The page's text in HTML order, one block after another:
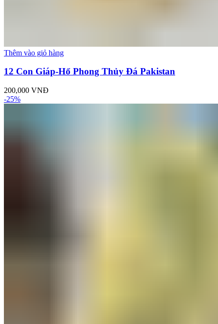
Thêm vào giỏ hàng
12 Con Giáp-Hổ Phong Thủy Đá Pakistan
200,000 VNĐ
-25%